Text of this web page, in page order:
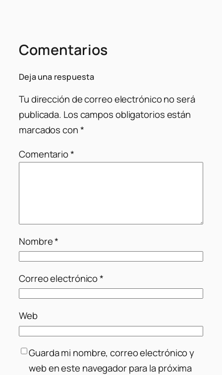
Comentarios
Deja una respuesta
Tu dirección de correo electrónico no será
publicada. Los campos obligatorios están
marcados con*
Comentario*
Nombre*
Correo electrónico*
Web
Guarda mi nombre, correo electrónico y
web en este navegador para la próxima